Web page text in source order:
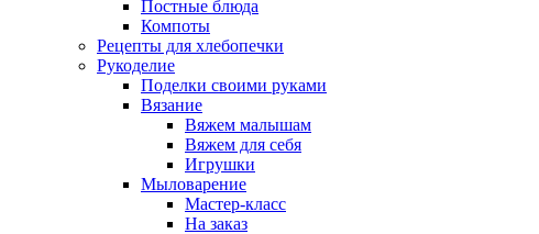
Постные блюда
Компоты
Рецепты для хлебопечки
Рукоделие
Поделки своими руками
Вязание
Вяжем малышам
Вяжем для себя
Игрушки
Мыловарение
Мастер-класс
На заказ